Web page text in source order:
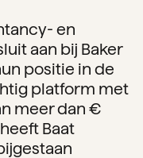
en
aan bij Baker
positie in de
platform met
meer dan €
Baat